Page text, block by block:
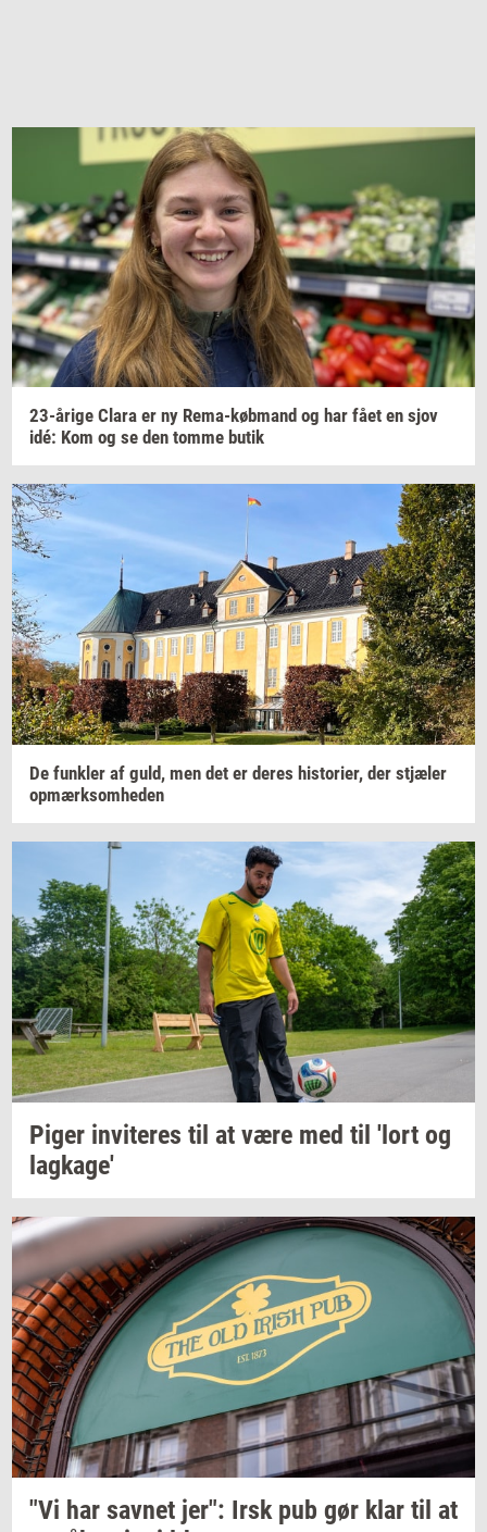
23-​årige Clara er ny Rema-​købmand og har fået en sjov
idé: Kom og se den tomme butik
De funk­ler af guld, men det er deres hi­sto­ri­er, der stjæ­ler
op­mærk­som­he­den
Piger in­vi­te­res til at være med til 'lort og
lag­ka­ge'
"Vi har sav­net jer": Irsk pub gør klar til at